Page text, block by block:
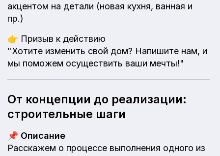
акцентом на детали (новая кухня, ванная и
пр.)
👉 Призыв к действию
"Хотите изменить свой дом? Напишите нам, и
мы поможем осуществить ваши мечты!"
От концепции до реализации:
строительные шаги
📌 Описание
Расскажем о процессе выполнения одного из